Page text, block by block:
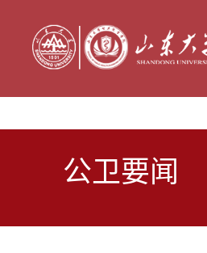
公卫要闻